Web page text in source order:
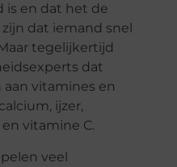
is en dat het de
dat iemand snel
tegelijkertijd
dat
aan vitamines en
ijzer,
vitamine C.
veel